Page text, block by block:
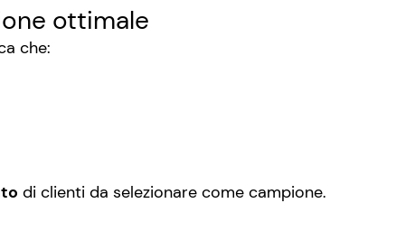
ottimale
che:
di clienti da selezionare come campione.